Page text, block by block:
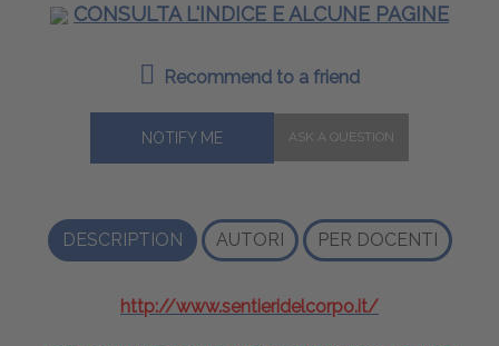
CONSULTA L'INDICE E ALCUNE PAGINE
Recommend to a friend
NOTIFY ME
DESCRIPTION AUTORI PER DOCENTI
http://www.sentieridelcorpo.it/